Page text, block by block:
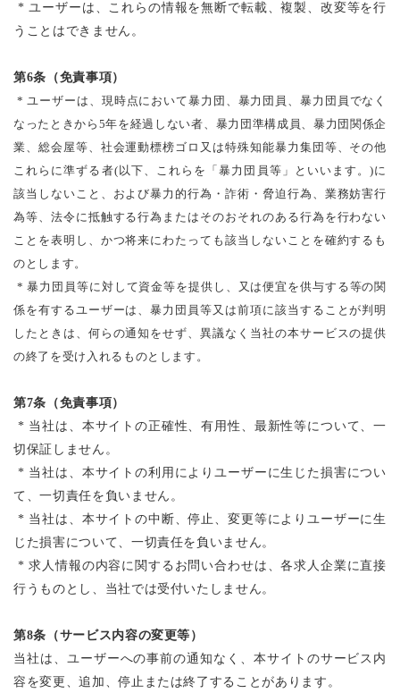
*ユーザーは、これらの情報を無断で転載、複製、改変等を行
うことはできません。
第6条（免責事項）
* ユーザーは、現時点において暴力団、暴力団員、暴力団員でなく
なったときから5年を経過しない者、暴力団準構成員、暴力団関係企
業、総会屋等、社会運動標榜ゴロ又は特殊知能暴力集団等、その他
これらに準ずる者(以下、これらを「暴力団員等」といいます。)に
該当しないこと、および暴力的行為・詐術・脅迫行為、業務妨害行
為等、法令に抵触する行為またはそのおそれのある行為を行わない
ことを表明し、かつ将来にわたっても該当しないことを確約するも
のとします。
* 暴力団員等に対して資金等を提供し、又は便宜を供与する等の関
係を有するユーザーは、暴力団員等又は前項に該当することが判明
したときは、何らの通知をせず、異議なく当社の本サービスの提供
の終了を受け入れるものとします。
第7条（免責事項）
* 当社は、本サイトの正確性、有用性、最新性等について、一
切保証しません。
* 当社は、本サイトの利用によりユーザーに生じた損害につい
て、一切責任を負いません。
* 当社は、本サイトの中断、停止、変更等によりユーザーに生
じた損害について、一切責任を負いません。
*求人情報の内容に関するお問い合わせは、各求人企業に直接
行うものとし、当社では受付いたしません。
第8条（サービス内容の変更等）
当社は、ユーザーへの事前の通知なく、本サイトのサービス内
容を変更、追加、停止または終了することがあります。